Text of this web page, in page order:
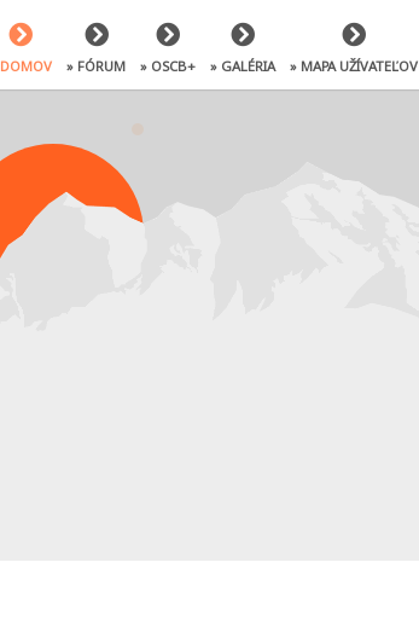
» FÓRUM » OSCB+ » GALÉRIA » MAPA UŽÍVATEĽOV